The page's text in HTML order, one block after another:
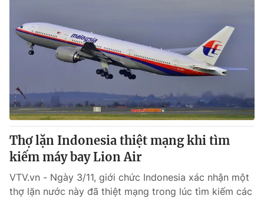
Học trực tuyến
Hitech Công nghệ tương lai
Tư vấn
Giao lưu trực tuyến
Chuyên mục khác
Emagazine Podcast
Photo Infographic
Thợ lặn Indonesia thiệt mạng khi tìm
kiếm máy bay Lion Air
VTV.vn - Ngày 3/11, giới chức Indonesia xác nhận một
thợ lặn nước này đã thiệt mạng trong lúc tìm kiếm các